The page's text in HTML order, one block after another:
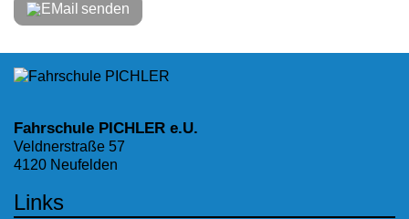
senden
Fahrschule PICHLER e.U.
Veldnerstraße 57
4120 Neufelden
Links